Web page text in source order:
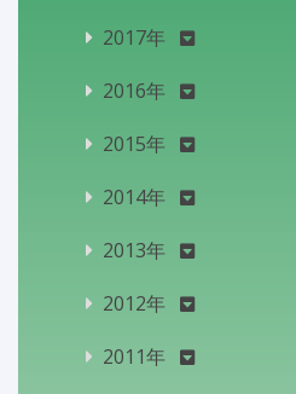
2017年
2016年
2015年
2014年
2013年
2012年
2011年